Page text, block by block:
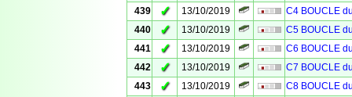
439
✓ 13/10/2019
C4 BOUCLE
440
✓ 13/10/2019
C5 BOUCLE
441
✓ 13/10/2019
C6 BOUCLE
442
✓ 13/10/2019
C7 BOUCLE
443
✓ 13/10/2019
C8 BOUCLE